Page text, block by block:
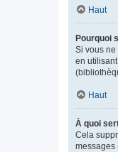
Haut
Pourquoi
Si vous ne
en
Haut
À quoi
Cela
messages